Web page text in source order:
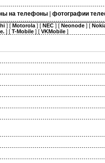
на телефоны| фотографии
] [ Motorola] [ NEC] [ Neonode] [
] [ T-Mobile] [ VKMobile]